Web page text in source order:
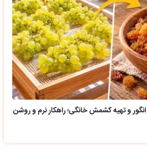
و تهیه کشمش خانگی؛ راهکار نرم و روشن